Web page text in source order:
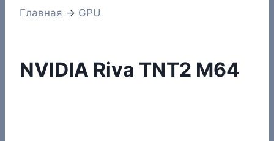
Главная → GPU
NVIDIA Riva TNT2 M64